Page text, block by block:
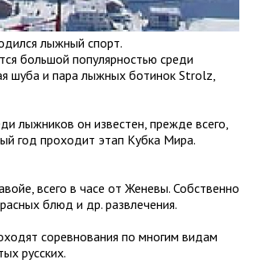
лыжный спорт.
большой популярностью среди
шуба и пара лыжных ботинок Strolz,
лыжников он известен, прежде всего,
год проходит этап Кубка Мира.
всего в часе от Женевы. Собственно
блюд и др. развлечения.
соревнования по многим видам
русских.